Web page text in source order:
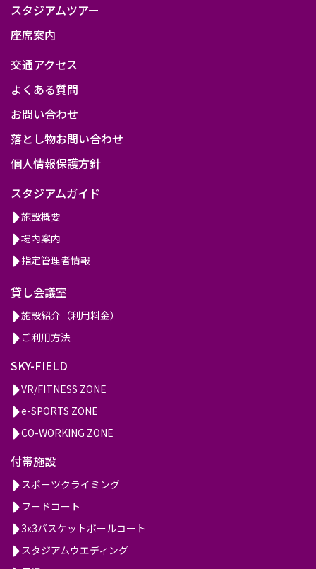
スタジアムツアー
座席案内
交通アクセス
よくある質問
お問い合わせ
落とし物お問い合わせ
個人情報保護方針
スタジアムガイド
施設概要
場内案内
指定管理者情報
貸し会議室
施設紹介（利用料金）
ご利用方法
SKY-FIELD
VR/FITNESS ZONE
e-SPORTS ZONE
CO-WORKING ZONE
付帯施設
スポーツクライミング
フードコート
3x3バスケットボールコート
スタジアムウエディング